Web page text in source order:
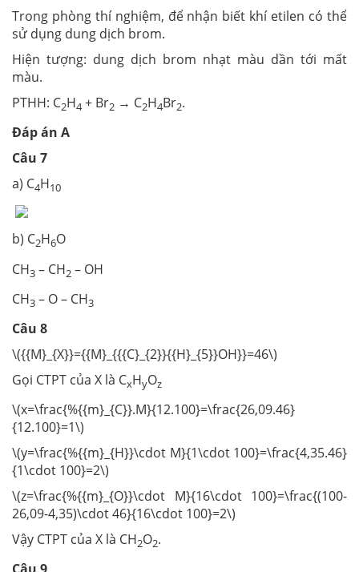
Trong phòng thí nghiệm, để nhận biết khí etilen có thể
sử dụng dung dịch brom.
Hiện tượng: dung dịch brom nhạt màu dần tới mất
màu.
PTHH: C2H4 + Br2 → C2H4Br2.
Đáp án A
Câu 7
a) C4H10
b) C2H6O
CH3 – CH2 – OH
CH3 – O – CH3
Câu 8
\({{M}_{X}}={{M}_{{{C}_{2}}{{H}_{5}}OH}}=46\)
Gọi CTPT của X là CxHyOz
\(x=\frac{%{{m}_{C}}.M}{12.100}=\frac{26,09.46}
{12.100}=1\)
\(y=\frac{%{{m}_{H}}\cdot M}{1\cdot 100}=\frac{4,35.46}
{1\cdot 100}=2\)
\(z=\frac{%{{m}_{O}}\cdot M}{16\cdot 100}=\frac{(100-
26,09-4,35)\cdot 46}{16\cdot 100}=2\)
Vậy CTPT của X là CH2O2.